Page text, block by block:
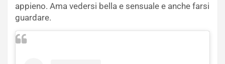
appieno. Ama vedersi bella e sensuale e anche farsi
guardare.